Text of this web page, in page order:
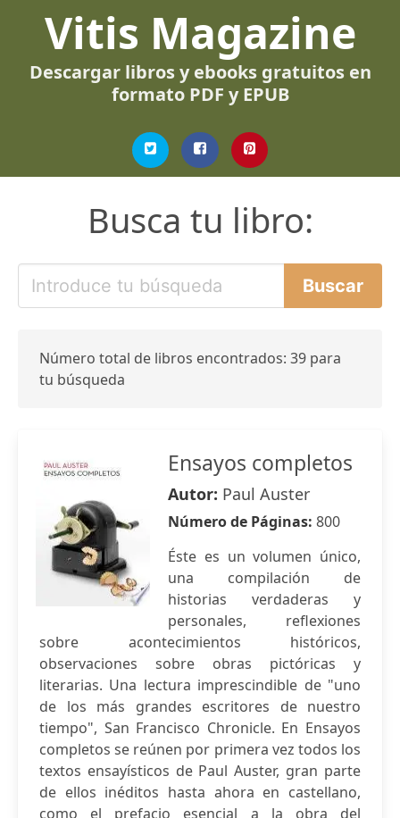
Vitis Magazine
Descargar libros y ebooks gratuitos en
formato PDF y EPUB
Busca tu libro:
Número total de libros encontrados: 39 para
tu búsqueda
Ensayos completos
Autor: Paul Auster
Número de Páginas: 800
Éste es un volumen único,
una compilación de
historias verdaderas y
personales, reflexiones
sobre acontecimientos históricos,
observaciones sobre obras pictóricas y
literarias. Una lectura imprescindible de "uno
de los más grandes escritores de nuestro
tiempo", San Francisco Chronicle. En Ensayos
completos se reúnen por primera vez todos los
textos ensayísticos de Paul Auster, gran parte
de ellos inéditos hasta ahora en castellano,
como el prefacio esencial a la obra del